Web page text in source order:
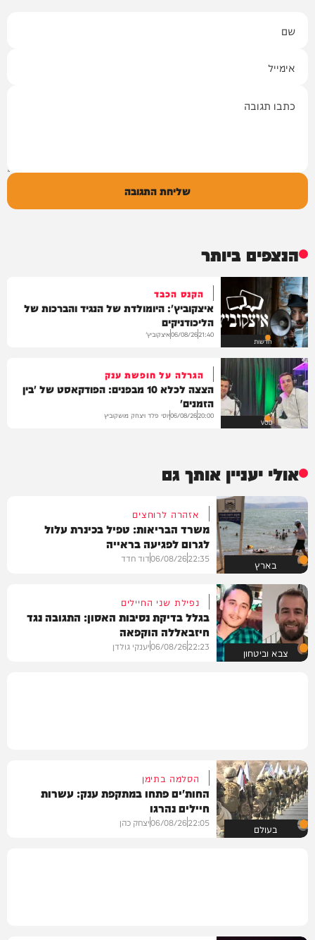
שליחת התגובה
הנצפים ביותר
חדשות
הקנס הכבד
איצקוביץ': היומולדת של הנגיד והברכות של
הליכודניקים
21:40
06/08/26איצקוביץ'
VOD
הגרלה על חופשת ענק
הצצה לכלא 10 מבפנים: הפודקאסט של 'בין
הזמנים'
20:00
06/08/26יוסי פלד ויצחק מושקוביץ
אולי יעניין אותך גם
בארץ
אזהרה לרוחצים
משרד הבריאות: טפיל בכינרת עלול
לגרום לפגיעה בראייה
22:35
06/08/26דוד חדד
צבא וביטחון
נפילת שני החיילים
בגלל בדיקת נסיבות האסון: התגובה נגד
חיזבאללה הוקפאה
22:23
06/08/26יענקי גולדן
בעולם
הסלמה בתימן
החות'ים פתחו במתקפת ענק: עשרות
חיילים נהרגו
22:05
06/08/26יצחק כהן